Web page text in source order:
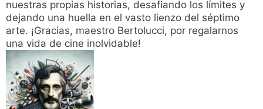
nuestras propias historias, desafiando los límites y
dejando una huella en el vasto lienzo del séptimo
arte. ¡Gracias, maestro Bertolucci, por regalarnos
una vida de cine inolvidable!